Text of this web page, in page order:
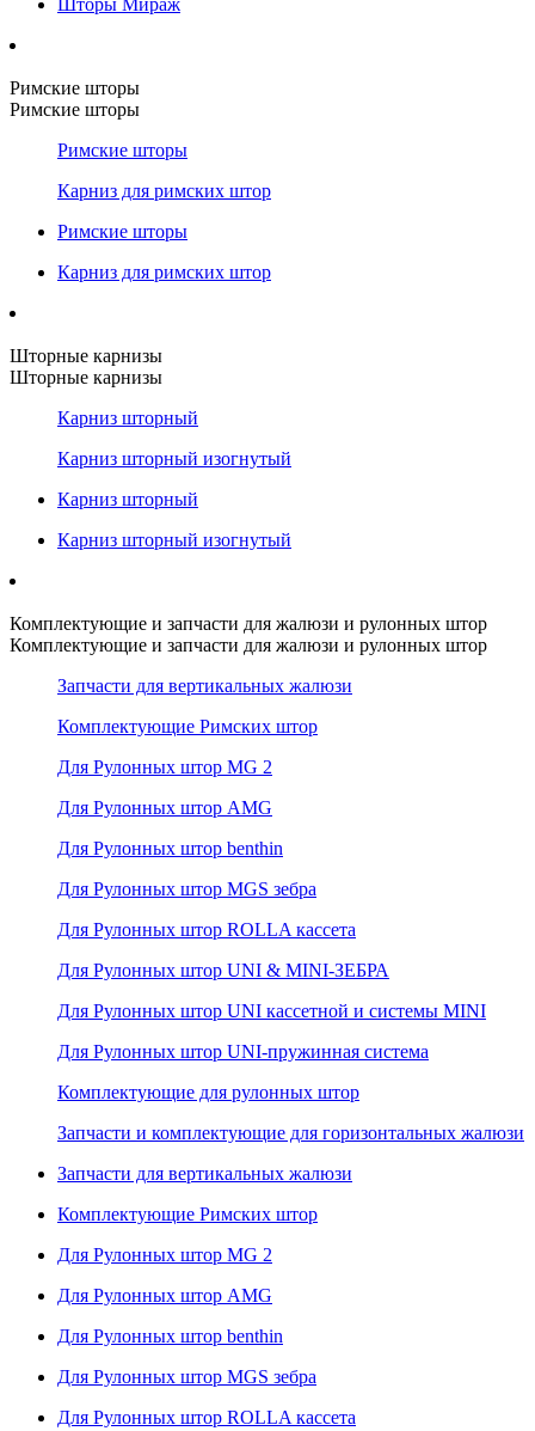
Шторы Мираж
Римские шторы
Римские шторы
Римские шторы
Карниз для римских штор
Римские шторы
Карниз для римских штор
Шторные карнизы
Шторные карнизы
Карниз шторный
Карниз шторный изогнутый
Карниз шторный
Карниз шторный изогнутый
Комплектующие и запчасти для жалюзи и рулонных штор
Комплектующие и запчасти для жалюзи и рулонных штор
Запчасти для вертикальных жалюзи
Комплектующие Римских штор
Для Рулонных штор MG 2
Для Рулонных штор AMG
Для Рулонных штор benthin
Для Рулонных штор MGS зебра
Для Рулонных штор ROLLA кассета
Для Рулонных штор UNI & MINI-ЗЕБРА
Для Рулонных штор UNI кассетной и системы MINI
Для Рулонных штор UNI-пружинная система
Комплектующие для рулонных штор
Запчасти и комплектующие для горизонтальных жалюзи
Запчасти для вертикальных жалюзи
Комплектующие Римских штор
Для Рулонных штор MG 2
Для Рулонных штор AMG
Для Рулонных штор benthin
Для Рулонных штор MGS зебра
Для Рулонных штор ROLLA кассета